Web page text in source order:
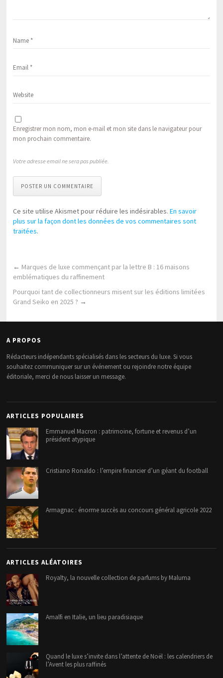
Enregistrer mon nom, mon e-mail et mon site dans le navigateur pour
mon prochain commentaire.
Votre adresse email ne sera pas publiée.
POSTER UN COMMENTAIRE
Ce site utilise Akismet pour réduire les indésirables.En savoir
plus sur la façon dont les données de vos commentaires sont
traitées.
← Marques de luxe commençant par la lettre B : 16 maisons
emblématiques du raffinement
Pourquoi tant de collectionneurs misent sur les éditions limitées
Grand Seiko en 2025 ? →
A PROPOS
Rédacteurs indépendants spécialisés dans les secteurs du luxe. Si vous
souhaitez communiquer sur un événement ou rejoindre notre équipe
éditoriale, merci de nous laisser un message.
ARTICLES POPULAIRES
Emmanuel Macron : patrimoine, fortune et revenus d’un
président atypique
Cristiano Ronaldo : l’empire financier d’un géant du football
Armagnac : énorme succès au concours général agricole 2022
ARTICLES ALÉATOIRES
Royalty, la nouvelle collection de parfums by Maluma
Amalfi en Italie, un lieu paradisiaque
Quand le luxe s’invite dans l’attente de Noël : les calendriers de
l’Avent les plus raffinés